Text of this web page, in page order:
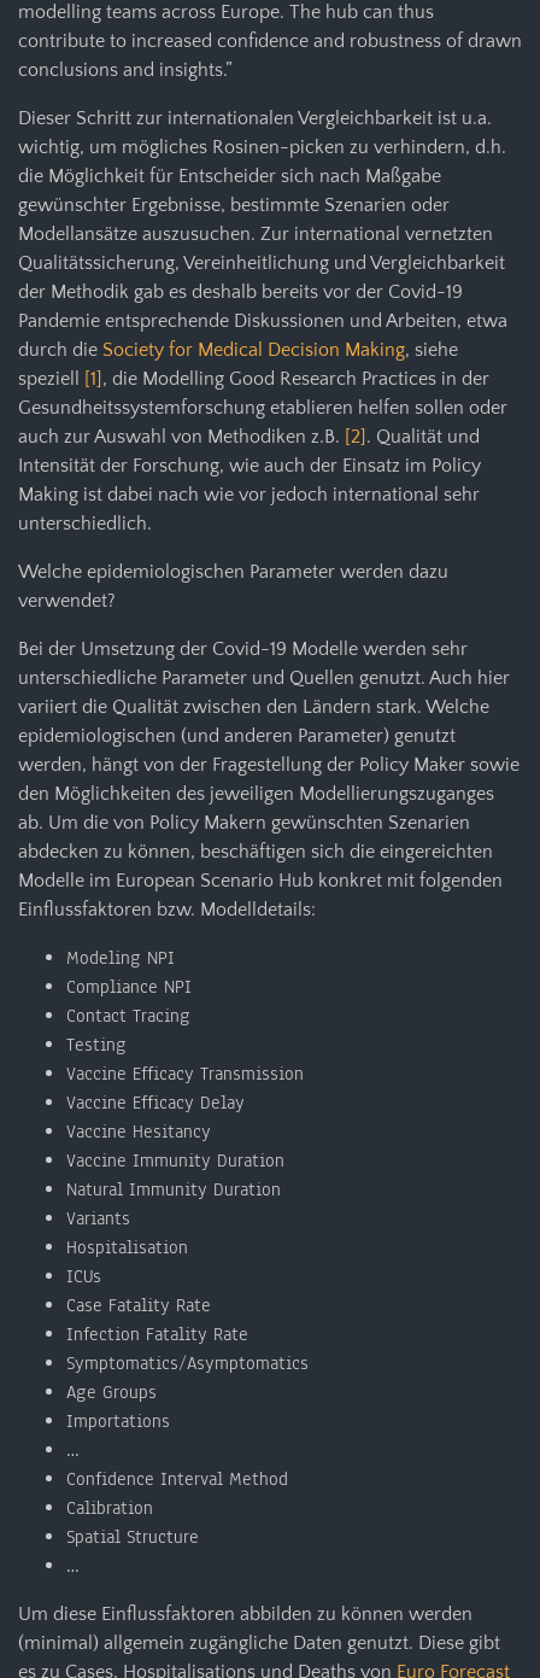
modelling teams across Europe. The hub can thus
contribute to increased confidence and robustness of drawn
conclusions and insights.”
Dieser Schritt zur internationalen Vergleichbarkeit ist u.a.
wichtig, um mögliches Rosinen-picken zu verhindern, d.h.
die Möglichkeit für Entscheider sich nach Maßgabe
gewünschter Ergebnisse, bestimmte Szenarien oder
Modellansätze auszusuchen. Zur international vernetzten
Qualitätssicherung, Vereinheitlichung und Vergleichbarkeit
der Methodik gab es deshalb bereits vor der Covid-19
Pandemie entsprechende Diskussionen und Arbeiten, etwa
durch die Society for Medical Decision Making, siehe
speziell
[1] , die Modelling Good Research Practices in der
Gesundheitssystemforschung etablieren helfen sollen oder
auch zur Auswahl von Methodiken z.B. [2] . Qualität und
Intensität der Forschung, wie auch der Einsatz im Policy
Making ist dabei nach wie vor jedoch international sehr
unterschiedlich.
Welche epidemiologischen Parameter werden dazu
verwendet?
Bei der Umsetzung der Covid-19 Modelle werden sehr
unterschiedliche Parameter und Quellen genutzt. Auch hier
variiert die Qualität zwischen den Ländern stark. Welche
epidemiologischen (und anderen Parameter) genutzt
werden, hängt von der Fragestellung der Policy Maker sowie
den Möglichkeiten des jeweiligen Modellierungszuganges
ab. Um die von Policy Makern gewünschten Szenarien
abdecken zu können, beschäftigen sich die eingereichten
Modelle im European Scenario Hub konkret mit folgenden
Einflussfaktoren bzw. Modelldetails:
Modeling NPI
Compliance NPI
Contact Tracing
Testing
Vaccine Efficacy Transmission
Vaccine Efficacy Delay
Vaccine Hesitancy
Vaccine Immunity Duration
Natural Immunity Duration
Variants
Hospitalisation
ICUs
Case Fatality Rate
Infection Fatality Rate
Symptomatics/Asymptomatics
Age Groups
Importations
…
Confidence Interval Method
Calibration
Spatial Structure
…
Um diese Einflussfaktoren abbilden zu können werden
(minimal) allgemein zugängliche Daten genutzt. Diese gibt
es zu Cases, Hospitalisations und Deaths von Euro Forecast